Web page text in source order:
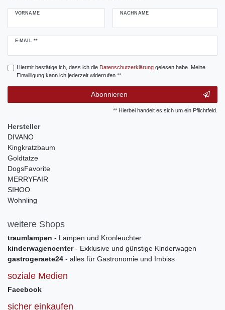
VORNAME NACHNAME
E-MAIL **
Newsletter
Hiermit bestätige ich, dass ich die Daten­schutz­erklärunggelesen habe. Meine
Einwilligung kann ich jederzeit widerrufen.**
Abonnieren
** Hierbei handelt es sich um ein Pflichtfeld.
Hersteller
DIVANO
Kingkratzbaum
Goldtatze
DogsFavorite
MERRYFAIR
SIHOO
Wohnling
weitere Shops
traumlampen - Lampen und Kronleuchter
kinderwagencenter- Exklusive und günstige Kinderwagen
gastrogeraete24 - alles für Gastronomie und Imbiss
soziale Medien
Facebook
sicher einkaufen